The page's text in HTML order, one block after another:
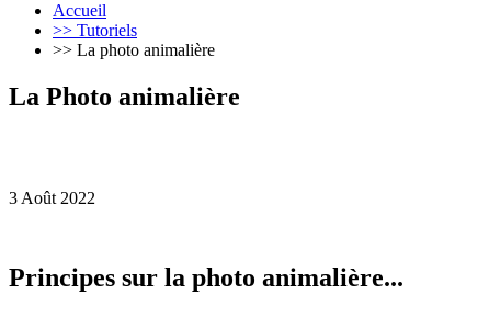
Accueil
>> Tutoriels
>> La photo animalière
La Photo animalière
3 Août 2022
Principes sur la photo animalière...